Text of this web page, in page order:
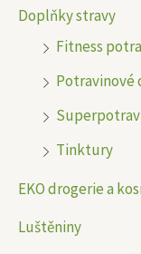
Doplňky stravy
Fitness
Potravinové
Tinktury
EKO drogerie a
Luštěniny